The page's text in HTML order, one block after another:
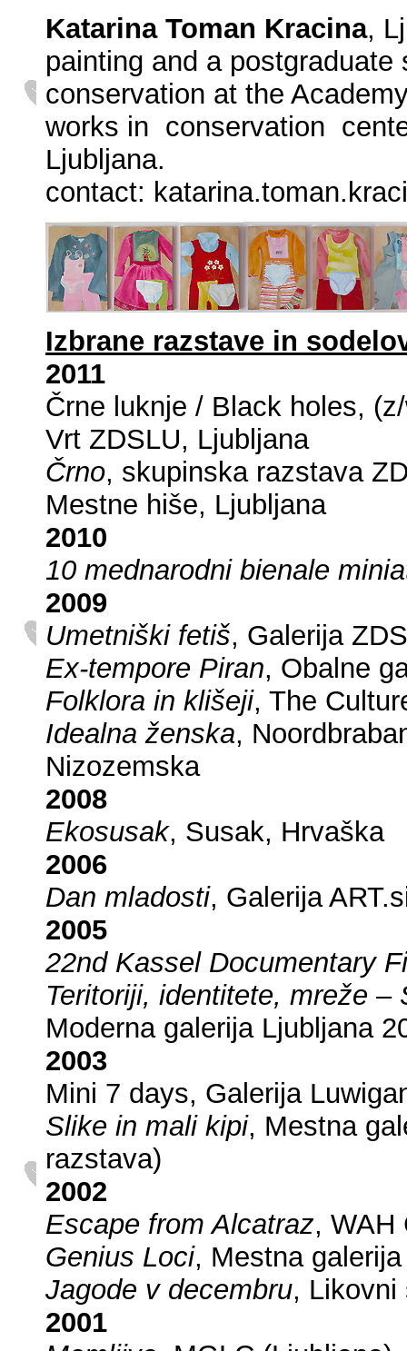
Katarina Toman Kracina,
painting and a
conservation at the
works in conservation
Ljubljana.
contact:
Izbrane razstave in
2011
Črne luknje / Black holes,
Vrt ZDSLU, Ljubljana
Črno, skupinska razstava
Mestne hiše, Ljubljana
2010
10 mednarodni bienale
2009
Umetniški fetiš, Galerija
Ex-tempore Piran, Obalne
Folklora in klišeji, The
Idealna ženska,
Nizozemska
2008
Ekosusak, Susak, Hrvaška
2006
Dan mladosti, Galerija
2005
22nd Kassel Documentary
Teritoriji, identitete, mreže
Moderna galerija Ljubljana
2003
Mini 7 days, Galerija
Slike in mali kipi, Mestna
razstava)
2002
Escape from Alcatraz, WAH
Genius Loci, Mestna
Jagode v decembru, Likovni
2001